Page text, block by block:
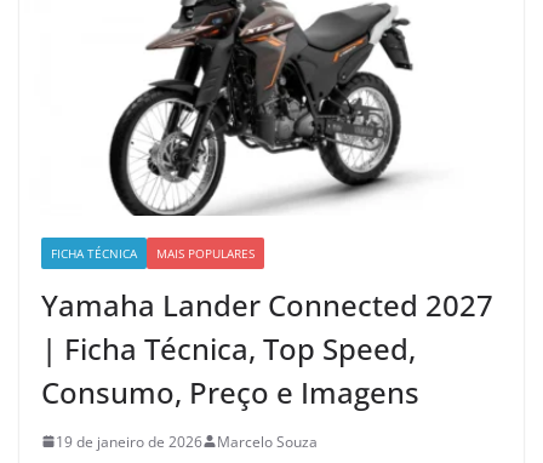
FICHA TÉCNICA MAIS POPULARES
Yamaha Lander Connected 2027
| Ficha Técnica, Top Speed,
Consumo, Preço e Imagens
19 de janeiro de 2026 Marcelo Souza